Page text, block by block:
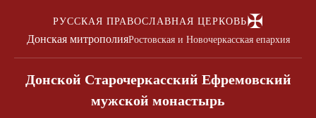
РУССКАЯ ПРАВОСЛАВНАЯ ЦЕРКОВЬ✠
Донская митрополияРостовская и Новочеркасская епархия
Донской Старочеркасский Ефремовский
мужской монастырь